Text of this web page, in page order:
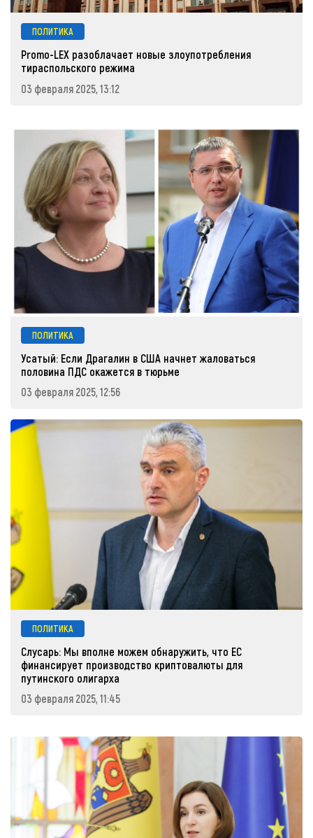
ПОЛИТИКА
Promo-LEX разоблачает новые злоупотребления
тираспольского режима
03 февраля 2025, 13:12
ПОЛИТИКА
Усатый: Если Драгалин в США начнет жаловаться
половина ПДС окажется в тюрьме
03 февраля 2025, 12:56
ПОЛИТИКА
Слусарь: Мы вполне можем обнаружить, что ЕС
финансирует производство криптовалюты для
путинского олигарха
03 февраля 2025, 11:45